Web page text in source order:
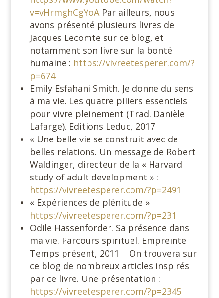
v=vHrmghCgYoAPar ailleurs, nous
avons présenté plusieurs livres de
Jacques Lecomte sur ce blog, et
notamment son livre sur la bonté
humaine : https://vivreetesperer.com/?
p=674
Emily Esfahani Smith. Je donne du sens
à ma vie. Les quatre piliers essentiels
pour vivre pleinement (Trad. Danièle
Lafarge). Editions Leduc, 2017
« Une belle vie se construit avec de
belles relations. Un message de Robert
Waldinger, directeur de la « Harvard
study of adult development » :
https://vivreetesperer.com/?p=2491
« Expériences de plénitude » :
https://vivreetesperer.com/?p=231
Odile Hassenforder. Sa présence dans
ma vie. Parcours spirituel. Empreinte
Temps présent, 2011 On trouvera sur
ce blog de nombreux articles inspirés
par ce livre. Une présentation :
https://vivreetesperer.com/?p=2345